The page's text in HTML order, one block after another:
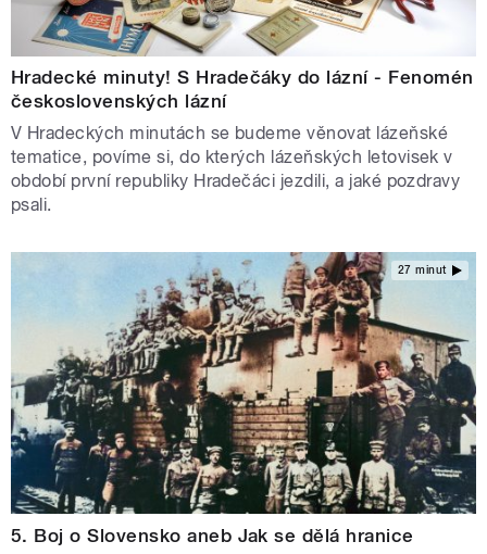
Hradecké minuty! S Hradečáky do lázní - Fenomén
československých lázní
V Hradeckých minutách se budeme věnovat lázeňské
tematice, povíme si, do kterých lázeňských letovisek v
období první republiky Hradečáci jezdili, a jaké pozdravy
psali.
27 minut
5. Boj o Slovensko aneb Jak se dělá hranice